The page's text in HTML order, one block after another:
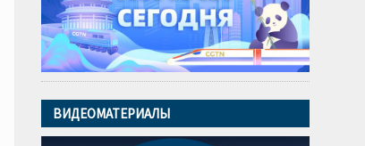
ВИДЕОМАТЕРИАЛЫ